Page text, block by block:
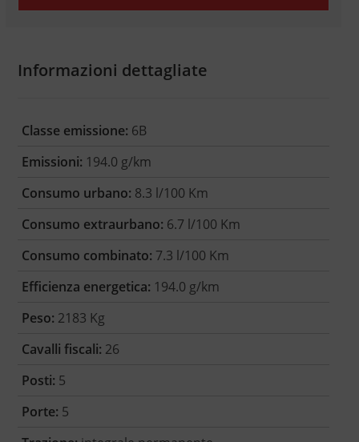
Informazioni dettagliate
Classe emissione: 6B
Emissioni: 194.0 g/km
Consumo urbano: 8.3 l/100 Km
Consumo extraurbano: 6.7 l/100 Km
Consumo combinato: 7.3 l/100 Km
Efficienza energetica: 194.0 g/km
Peso: 2183 Kg
Cavalli fiscali: 26
Posti: 5
Porte: 5